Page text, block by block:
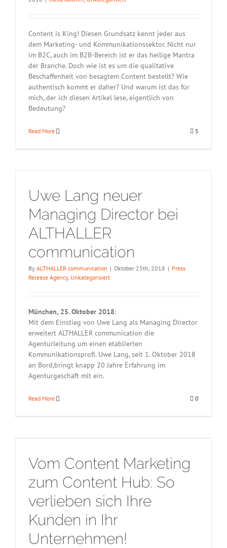
Content is King! Diesen Grundsatz kennt jeder aus
dem Marketing- und Kommunikationssektor. Nicht nur
im B2C, auch im B2B-Bereich ist er das heilige Mantra
der Branche. Doch wie ist es um die qualitative
Beschaffenheit von besagtem Content bestellt? Wie
authentisch kommt er daher? Und warum ist das für
mich, der ich diesen Artikel lese, eigentlich von
Bedeutung?
Read More 5
Uwe Lang neuer
Managing Director bei
ALTHALLER
communication
By ALTHALLER communication | Oktober 25th, 2018 | Press
Release Agency, Unkategorisiert
München, 25. Oktober 2018:
Mit dem Einstieg von Uwe Lang als Managing Director
erweitert ALTHALLER communication die
Agenturleitung um einen etablierten
Kommunikationsprofi. Uwe Lang, seit 1. Oktober 2018
an Bord,bringt knapp 20 Jahre Erfahrung im
Agenturgeschäft mit ein.
Read More 0
Vom Content Marketing
zum Content Hub: So
verlieben sich Ihre
Kunden in Ihr
Unternehmen!